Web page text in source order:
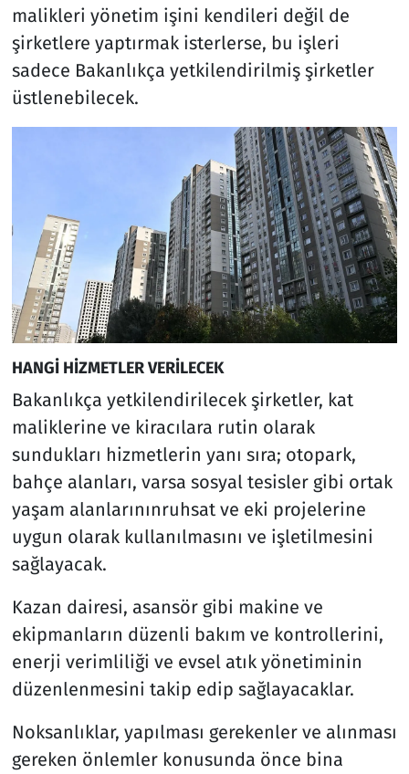
malikleri yönetim işini kendileri değil de
şirketlere yaptırmak isterlerse, bu işleri
sadece Bakanlıkça yetkilendirilmiş şirketler
üstlenebilecek.
HANGİ HİZMETLER VERİLECEK
Bakanlıkça yetkilendirilecek şirketler, kat
maliklerine ve kiracılara rutin olarak
sundukları hizmetlerin yanı sıra; otopark,
bahçe alanları, varsa sosyal tesisler gibi ortak
yaşam alanlarınınruhsat ve eki projelerine
uygun olarak kullanılmasını ve işletilmesini
sağlayacak.
Kazan dairesi, asansör gibi makine ve
ekipmanların düzenli bakım ve kontrollerini,
enerji verimliliği ve evsel atık yönetiminin
düzenlenmesini takip edip sağlayacaklar.
Noksanlıklar, yapılması gerekenler ve alınması
gereken önlemler konusunda önce bina